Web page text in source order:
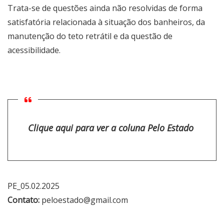
Trata-se de questões ainda não resolvidas de forma
satisfatória relacionada à situação dos banheiros, da
manutenção do teto retrátil e da questão de
acessibilidade.
Clique aqui para ver a coluna Pelo Estado
PE_05.02.2025
Contato: peloestado@gmail.com